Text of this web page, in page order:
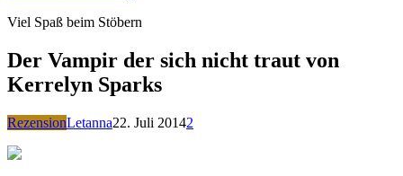
Viel Spaß beim Stöbern
Der Vampir der sich nicht traut von
Kerrelyn Sparks
RezensionLetanna22. Juli 20142